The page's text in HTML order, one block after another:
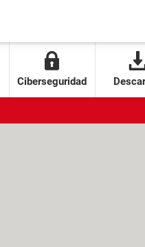
Ciberseguridad